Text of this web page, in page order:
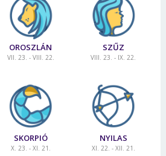
OROSZLÁN
VII. 23. - VIII. 22.
SZŰZ
VIII. 23. - IX. 22.
SKORPIÓ
X. 23. - XI. 21.
NYILAS
XI. 22. - XII. 21.